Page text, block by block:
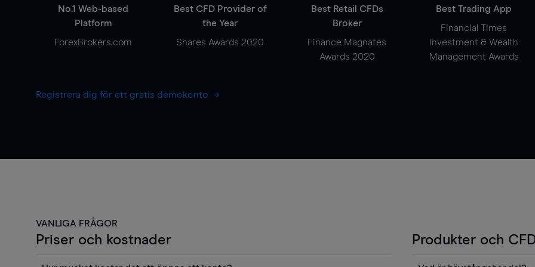
No.1 Web-based
Platform
ForexBrokers.com
Best CFD Provider of
the Year
Shares Awards 2020
Best Retail CFDs
Broker
Finance Magnates
Awards 2020
Best Trading App
Financial Times
Investment & Wealth
Management Awards
Registrera dig för ett gratis demokonto
VANLIGA FRÅGOR
Priser och kostnader Produkter och